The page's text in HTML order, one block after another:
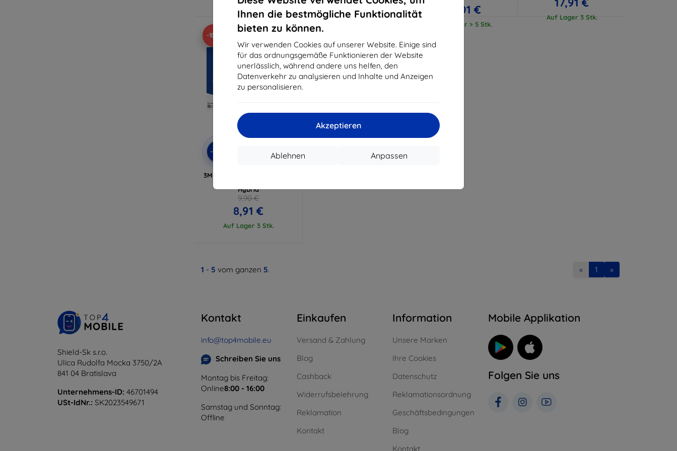
Ihnen die bestmögliche Funktionalität
bieten zu können.
Wir verwenden Cookies auf unserer Website. Einige sind
für das ordnungsgemäße Funktionieren der Website
unerlässlich, während andere uns helfen, den
Datenverkehr zu analysieren und Inhalte und Anzeigen
zu personalisieren.
Akzeptieren
Anpassen
Ablehnen
Auf Lager > 5 Stk. Auf Lager > 5 Stk.
17,01 €
Auf Lager > 5 Stk.
Auf Lager 3 Stk.
-10%
-10% EXTRA10
3MK CamProtect Schutzglas
Hybrid
9,90 €
8,91 €
Auf Lager 3 Stk.
1 - 5 vom ganzen 5. « 1 »
Shield-Sk s.r.o.
Ulica Rudolfa Mocka 3750/2A
841 04 Bratislava
Unternehmens-ID: 46701494
USt-IdNr.: SK2023549671
Kontakt
info@top4mobile.eu
Schreiben Sie uns
Montag bis Freitag:
Online8:00 - 16:00
Samstag und Sonntag:
Offline
Einkaufen
Versand & Zahlung
Blog
Cashback
Widerrufsbelehrung
Reklamation
Kontakt
Information
Unsere Marken
Ihre Cookies
Datenschutz
Reklamationsordnung
Geschäftsbedingungen
Blog
Kontakt
Mobile Applikation
Folgen Sie uns